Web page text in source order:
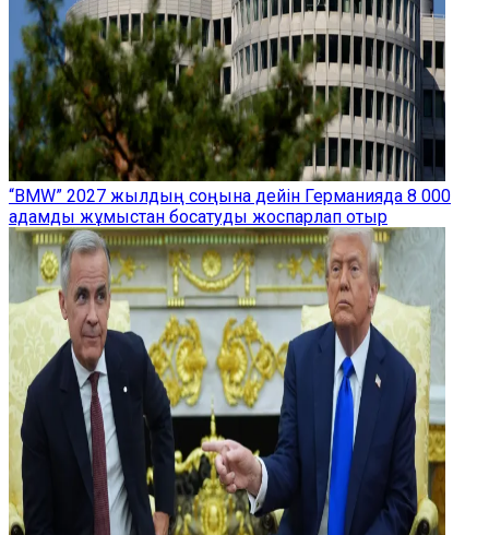
“BMW” 2027 жылдың соңына дейін Германияда 8 000
адамды жұмыстан босатуды жоспарлап отыр